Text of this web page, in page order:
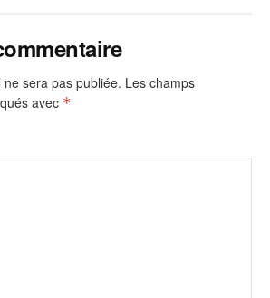
sera pas publiée. Les champs
avec *